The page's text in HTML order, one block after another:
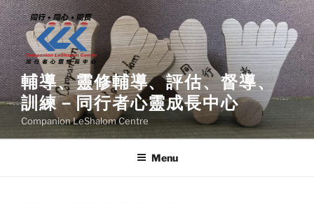
Skip
to
content
輔導、靈修輔導、評估、督導、
訓練－同行者心靈成長中心
Companion LeShalom Centre
Menu